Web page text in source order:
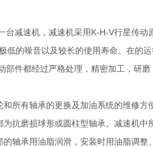
台减速机，减速机采用K-H-V行星传
低的噪音以及较长的使用寿命。在的运
部件都经过严格处理，精密加工，研
所有轴承的更换及加油系统的维修方
抗磨损球形或圆柱型轴承。减速机中
轴承用油脂润滑，安装时用油脂调整